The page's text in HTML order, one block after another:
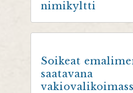
nimikyltti
Soikeat
saatavana